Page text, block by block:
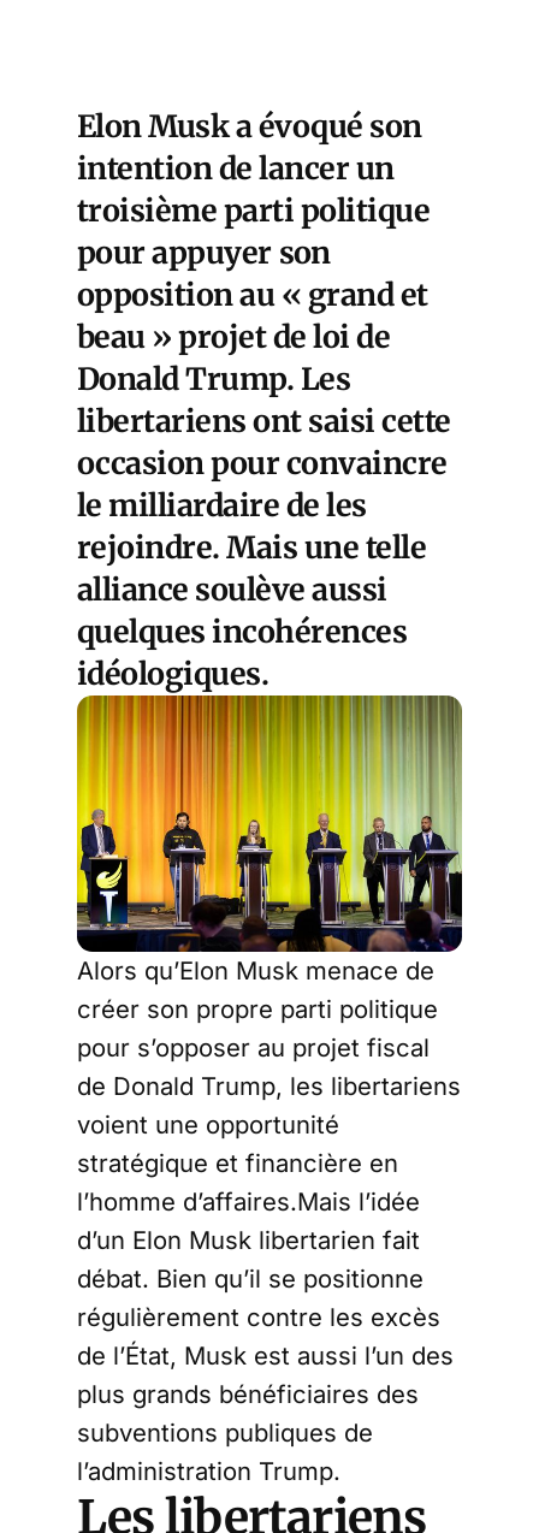
Elon Musk a évoqué son
intention de lancer un
troisième parti politique
pour appuyer son
opposition au « grand et
beau » projet de loi de
Donald Trump. Les
libertariensont saisi cette
occasion pour convaincre
le milliardaire de les
rejoindre. Mais une telle
alliance soulève aussi
quelques incohérences
idéologiques.
Alors qu’Elon Musk menace de
créer son propre parti politique
pour s’opposer au projet fiscal
de Donald Trump, les libertariens
voient une opportunité
stratégique et financière en
l’homme d’affaires.Mais l’idée
d’un Elon Musk libertarien fait
débat. Bien qu’il se positionne
régulièrement contre les excès
de l’État, Musk est aussi l’un des
plus grands bénéficiaires des
subventions publiques de
l’administration Trump.
Les libertariens